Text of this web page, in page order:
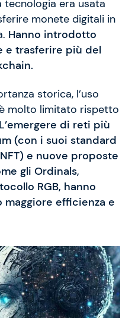
tecnologia era usata
monete digitali in
Hanno introdotto
e trasferire più del
storica, l’uso
molto limitato rispetto
L’emergere di reti più
(con i suoi standard
e nuove proposte
gli Ordinals,
RGB, hanno
efficienza e